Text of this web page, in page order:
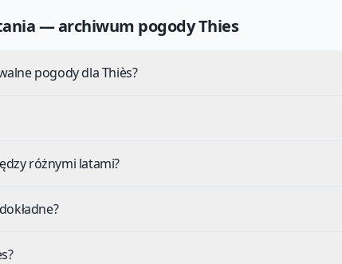
— archiwum pogodyThies
pogody dla Thiès?
różnymi latami?